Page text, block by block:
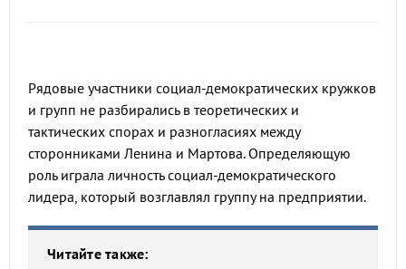
Рядовые участники социал-демократических кружков
и групп не разбирались в теоретических и
тактических спорах и разногласиях между
сторонниками Ленина и Мартова. Определяющую
роль играла личность социал-демократического
лидера, который возглавлял группу на предприятии.
Читайте также: